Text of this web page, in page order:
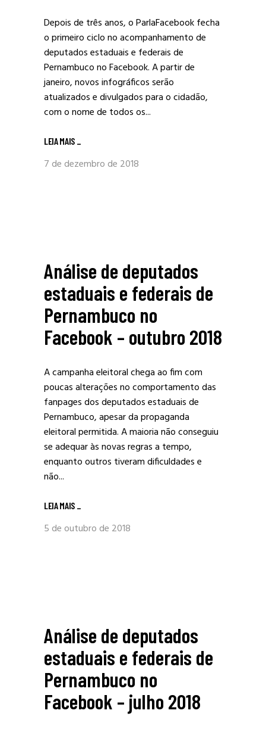
Depois de três anos, o ParlaFacebook fecha
o primeiro ciclo no acompanhamento de
deputados estaduais e federais de
Pernambuco no Facebook. A partir de
janeiro, novos infográficos serão
atualizados e divulgados para o cidadão,
com o nome de todos os...
LEIA MAIS _
7 de dezembro de 2018
Análise de deputados
estaduais e federais de
Pernambuco no
Facebook – outubro 2018
A campanha eleitoral chega ao fim com
poucas alterações no comportamento das
fanpages dos deputados estaduais de
Pernambuco, apesar da propaganda
eleitoral permitida. A maioria não conseguiu
se adequar às novas regras a tempo,
enquanto outros tiveram dificuldades e
não...
LEIA MAIS _
5 de outubro de 2018
Análise de deputados
estaduais e federais de
Pernambuco no
Facebook – julho 2018